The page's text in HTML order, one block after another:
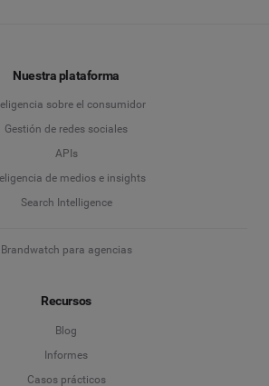
Nuestra plataforma
sobre el consumidor
Gestión de redes sociales
APIs
de medios e insights
Search Intelligence
Brandwatch para agencias
Recursos
Blog
Informes
Casos prácticos